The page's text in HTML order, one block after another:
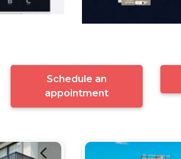
Schedule an
appointment